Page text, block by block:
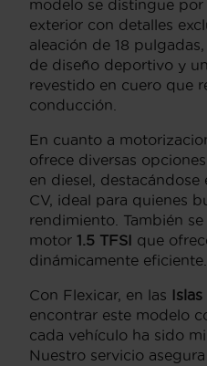
modelo se distingue
exterior con detalles
aleación de 18
de diseño deportivo y
revestido en cuero que
conducción.
En cuanto a
ofrece diversas
en diesel, destacándose
CV, ideal para quienes
rendimiento. También
motor 1.5 TFSI que
dinámicamente eficiente.
Con Flexicar, en las
encontrar este modelo
cada vehículo ha sido
Nuestro servicio